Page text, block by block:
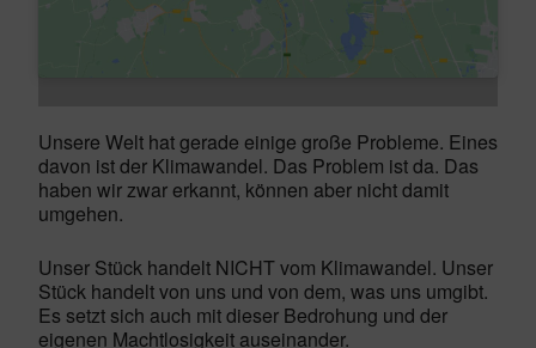
Unsere Welt hat gerade einige große Probleme. Eines
davon ist der Klimawandel. Das Problem ist da. Das
haben wir zwar erkannt, können aber nicht damit
umgehen.
Unser Stück handelt NICHT vom Klimawandel. Unser
Stück handelt von uns und von dem, was uns umgibt.
Es setzt sich auch mit dieser Bedrohung und der
eigenen Machtlosigkeit auseinander.